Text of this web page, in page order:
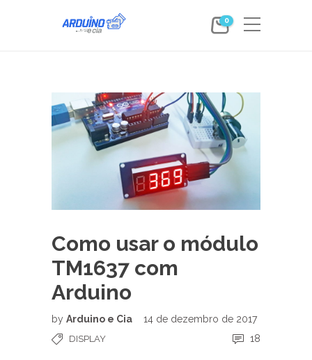
0
Como usar o módulo
TM1637 com
Arduino
by Arduino e Cia 14 de dezembro de 2017
DISPLAY 18